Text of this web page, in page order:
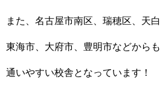
また、名古屋市南区、瑞穂区、天白
東海市、大府市、豊明市などからも
通いやすい校舎となっています！